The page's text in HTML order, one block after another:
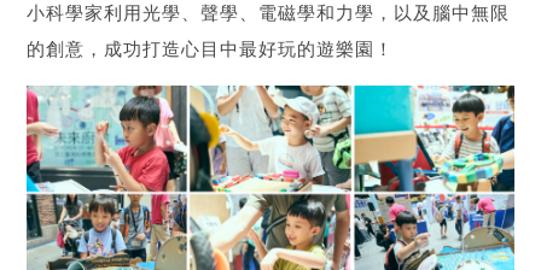
小科學家利用光學、聲學、電磁學和力學，以及腦中無限
的創意，成功打造心目中最好玩的遊樂園！